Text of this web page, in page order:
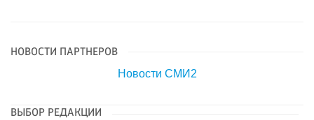
НОВОСТИ ПАРТНЕРОВ
Новости СМИ2
ВЫБОР РЕДАКЦИИ